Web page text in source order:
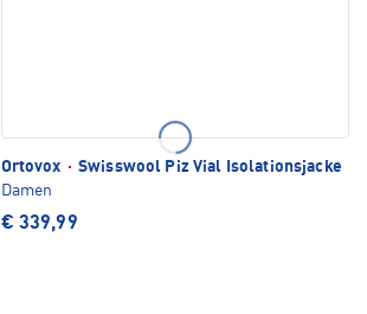
Ortovox · Swisswool Piz Vial Isolationsjacke
Damen
€ 339,99